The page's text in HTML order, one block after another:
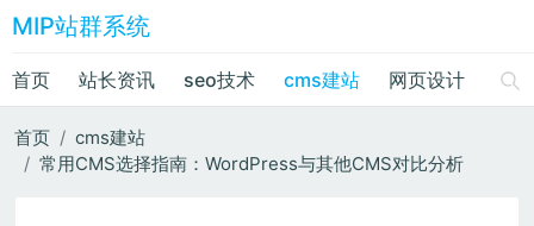
MIP站群系统
首页 站长资讯 seo技术 cms建站 网页设计 绘
首页
cms建站
常用CMS选择指南：WordPress与其他CMS对比分析